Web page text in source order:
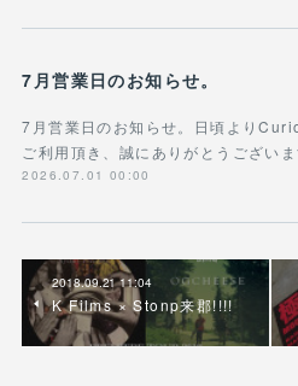
7月営業日のお知らせ。
7月営業日のお知らせ。日頃より
ご利用頂き、誠にありがとうござい
2026.07.01 00:00
2018.09.21 11:04
K Films × Stonp来郡!!!!